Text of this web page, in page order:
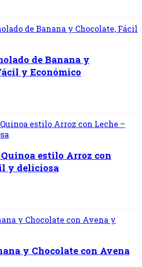
de Banana y
y Económico
Quinoa estilo Arroz con
y deliciosa
y Chocolate con Avena